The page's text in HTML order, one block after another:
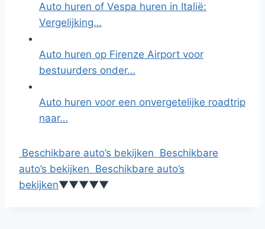
Auto huren of Vespa huren in Italië:
Vergelijking…
Auto huren op Firenze Airport voor
bestuurders onder…
Auto huren voor een onvergetelijke roadtrip
naar…
Beschikbare auto’s bekijken Beschikbare
auto’s bekijken Beschikbare auto’s
bekijken▼▼▼▼▼